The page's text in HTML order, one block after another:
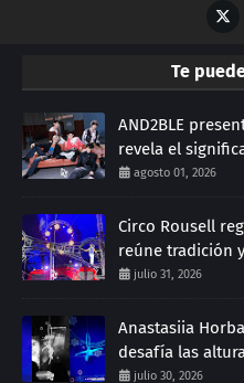
Te
AND2BLE
revela el
agosto 01, 2026
Circo Rousell
reúne tradición
julio 31, 2026
Anastasiia
desafía las
julio 30, 2026